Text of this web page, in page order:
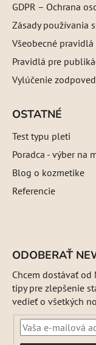
GDPR – Ochrana
Zásady používania
Všeobecné
Pravidlá pre
Vylúčenie
OSTATNÉ
Test typu pleti
Poradca - výber na
Blog o kozmetike
Referencie
ODOBERAŤ
Chcem dostávať
tipy pre zlepšenie
vedieť o všetkých